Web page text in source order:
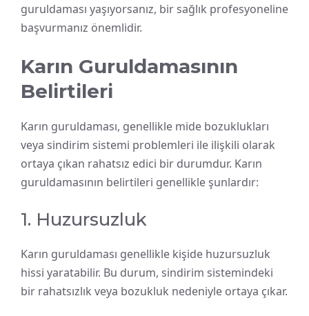
guruldaması yaşıyorsanız, bir sağlık profesyoneline
başvurmanız önemlidir.
Karın Guruldamasının
Belirtileri
Karın guruldaması, genellikle mide bozuklukları
veya sindirim sistemi problemleri ile ilişkili olarak
ortaya çıkan rahatsız edici bir durumdur. Karın
guruldamasının belirtileri genellikle şunlardır:
1. Huzursuzluk
Karın guruldaması genellikle kişide huzursuzluk
hissi yaratabilir. Bu durum, sindirim sistemindeki
bir rahatsızlık veya bozukluk nedeniyle ortaya çıkar.